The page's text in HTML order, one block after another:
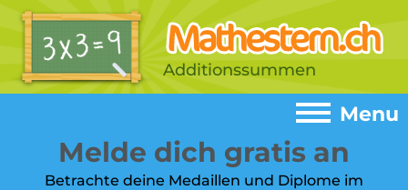
Additionssummen
Melde dich gratis an
Betrachte deine Medaillen und Diplome im
Menu
Menu